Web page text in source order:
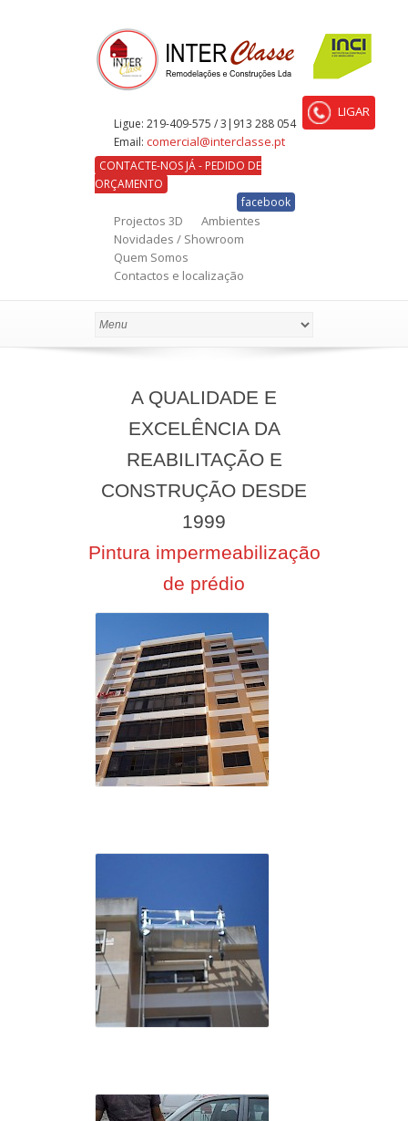
LIGAR
Ligue: 219-409-575 / 3|913 288 054
Email: comercial@interclasse.pt
CONTACTE-NOS JÁ - PEDIDO DE
ORÇAMENTO
facebook
Projectos 3D
Ambientes
Novidades / Showroom
Quem Somos
Contactos e localização
A QUALIDADE E
EXCELÊNCIA DA
REABILITAÇÃO E
CONSTRUÇÃO DESDE
1999
Pintura impermeabilização
de prédio